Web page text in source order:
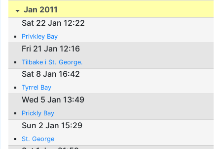
Jan 2011
Sat 22 Jan 12:22
Privkley Bay
Fri 21 Jan 12:16
Tilbake i St. George.
Sat 8 Jan 16:42
Tyrrel Bay
Wed 5 Jan 13:49
Prickly Bay
Sun 2 Jan 15:29
St. George